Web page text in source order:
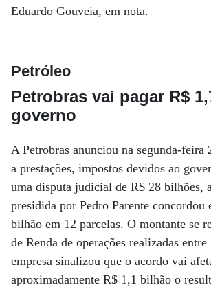
Eduardo Gouveia, em nota.
Petróleo
Petrobras vai pagar R$
governo
A Petrobras anunciou na segunda-feira
a prestações, impostos devidos ao
uma disputa judicial de R$ 28 bilhões,
presidida por Pedro Parente concordou
bilhão em 12 parcelas. O montante se
de Renda de operações realizadas
empresa sinalizou que o acordo vai
aproximadamente R$ 1,1 bilhão o